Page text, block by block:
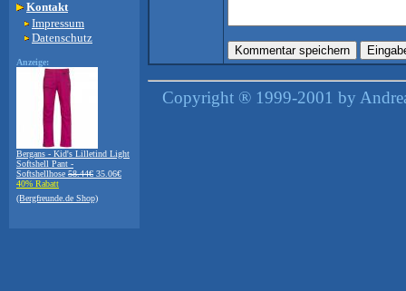
Kontakt
Impressum
Datenschutz
Anzeige:
Bergans - Kid's Lilletind Light
Softshell Pant -
Softshellhose 58.44€ 35.06€
40% Rabatt
(Bergfreunde.de Shop)
Copyright ® 1999-2001 by